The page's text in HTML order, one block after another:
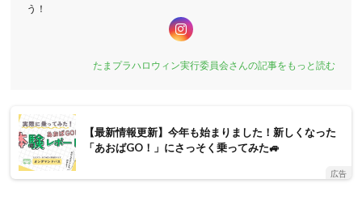
う！
たまプラハロウィン実行委員会さんの記事をもっと読む
【最新情報更新】今年も始まりました！新しくなった
「あおばGO！」にさっそく乗ってみた🚙
広告